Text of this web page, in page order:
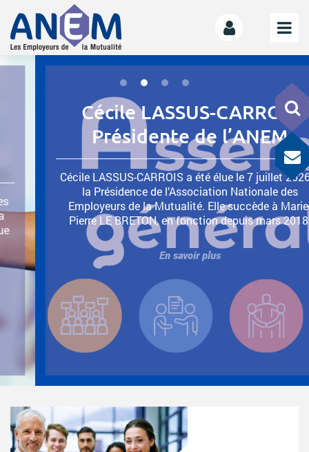
Notre mission
La gouvernance
La Mutualité
LE MANIFESTE
Les mutuelles donnent des ailes
Le kit de déploiement
OFFRE DE SERVICES
ACTIVITÉS PARITAIRES
Les instances paritaires
La convention collective et les accords de branche
Égalité professionnelle entre les femmes et les hommes
Les rapports d’activité de la branche Mutualité
MÉTIERS
Cécile LASSUS-CARROIS
Présidente de l’ANEM
Cécile LASSUS-CARROIS a été élue le 7 juillet 2026 à
la Présidence de l’Association Nationale des
Employeurs de la Mutualité. Elle succède à Marie-
Pierre LE BRETON, en fonction depuis mars 2018.
En savoir plus